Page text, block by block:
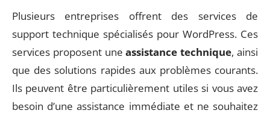
Plusieurs entreprises offrent des services de
support technique spécialisés pour WordPress. Ces
services proposent uneassistance technique, ainsi
que des solutions rapides aux problèmes courants.
Ils peuvent être particulièrement utiles si vous avez
besoin d’une assistance immédiate et ne souhaitez